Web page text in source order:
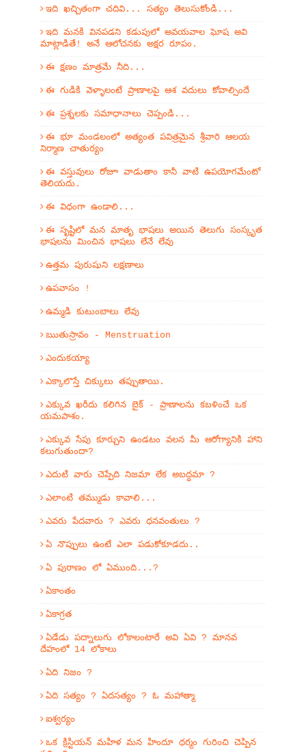
ఇది ఖచ్చితంగా చదివి... సత్యం తెలుసుకోండి...
ఇది మనకి వినపడని కడుపులో అవయవాల ఘోష అవి
మాట్లాడితే! అనే ఆలోచనకు అక్షర రూపం.
ఈ క్షణం మాత్రమే నీది...
ఈ గుడికి వెళ్ళాలంటే ప్రాణాలపై ఆశ వదులు కోవాల్సిందే
ఈ ప్రశ్నలకు సమాధానాలు చెప్పండి...
ఈ భూ మండలంలో అత్యంత పవిత్రమైన శ్రీవారి ఆలయ
నిర్మాణ చాతుర్యం
ఈ వస్తువులు రోజూ వాడుతాం కానీ వాటి ఉపయోగమేంటో
తెలియదు.
ఈ విధంగా ఉండాలి...
ఈ సృష్టిలో మన మాతృ భాషలు అయిన తెలుగు సంస్కృత
భాషలను మించిన భాషలు లేనే లేవు
ఉత్తమ పురుషుని లక్షణాలు
ఉపవాసం !
ఉమ్మడి కుటుంబాలు లేవు
ఋతుస్రావం - Menstruation
ఎందుకయ్యా
ఎక్కాలొస్తే చిక్కులు తప్పుతాయి.
ఎక్కువ ఖరీదు కలిగిన బైక్ - ప్రాణాలను కబళించే ఒక
యమపాశం.
ఎక్కువ సేపు కూర్చుని ఉండటం వలన మీ ఆరోగ్యానికి హాని
కలుగుతుందా?
ఎదుటి వారు చెప్పేది నిజమా లేక అబద్ధమా ?
ఎలాంటి తమ్ముడు కావాలి...
ఎవరు పేదవారు ? ఎవరు ధనవంతులు ?
ఏ నొప్పులు ఉంటే ఎలా పడుకోకూడదు..
ఏ పురాణం లో ఏముంది...?
ఏకాంతం
ఏకాగ్రత
ఏడేడు పద్నాలుగు లోకాలంటారే అవి ఏవి ? మానవ
దేహంలో 14 లోకాలు
ఏది నిజం ?
ఏది సత్యం ? ఏదసత్యం ? ఓ మహాత్మా
ఐశ్వర్యం
ఒక క్రిస్టియన్ మహిళ మన హిందూ ధర్మం గురించి చెప్పిన